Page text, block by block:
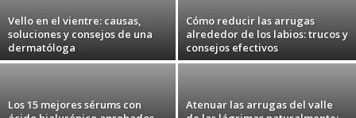
Vello en el vientre: causas,
soluciones y consejos de una
dermatóloga
Cómo reducir las arrugas
alrededor de los labios: trucos y
consejos efectivos
Los 15 mejores sérums con
Atenuar las arrugas del valle